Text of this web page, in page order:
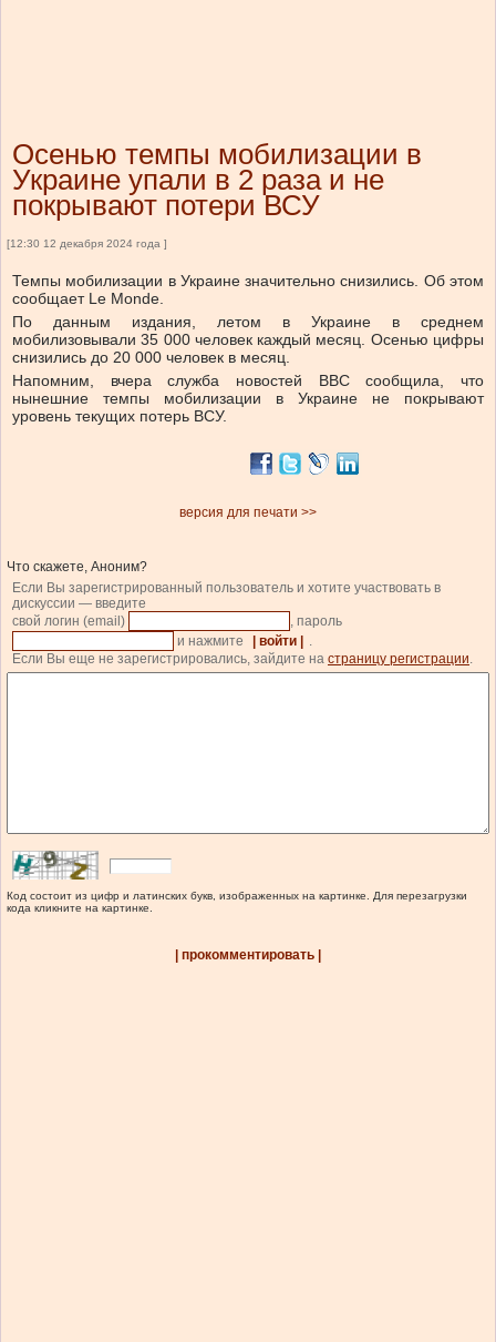
Осенью темпы мобилизации в
Украине упали в 2 раза и не
покрывают потери ВСУ
[12:30 12 декабря 2024 года ]
Темпы мобилизации в Украине значительно снизились. Об этом
сообщает Le Monde.
По данным издания, летом в Украине в среднем
мобилизовывали 35 000 человек каждый месяц. Осенью цифры
снизились до 20 000 человек в месяц.
Напомним, вчера служба новостей BBC сообщила, что
нынешние темпы мобилизации в Украине не покрывают
уровень текущих потерь ВСУ.
версия для печати >>
Что скажете, Аноним?
Если Вы зарегистрированный пользователь и хотите участвовать в
дискуссии — введите
свой логин (email)
, пароль
и нажмите
| войти |
.
Если Вы еще не зарегистрировались, зайдите на страницу регистрации.
Код состоит из цифр и латинских букв, изображенных на картинке. Для перезагрузки
кода кликните на картинке.
| прокомментировать |